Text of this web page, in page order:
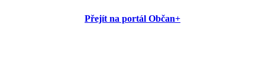
Přejít na portál Občan+